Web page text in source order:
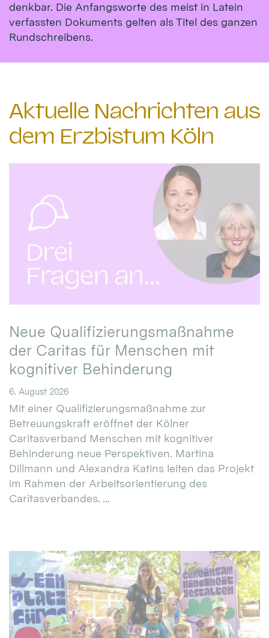
denkbar. Die Anfangsworte des meist in Latein
verfassten Dokuments gelten als Titel des ganzen
Rundschreibens.
Aktuelle Nachrichten aus
dem Erzbistum Köln
Neue Qualifizierungsmaßnahme
der Caritas für Menschen mit
kognitiver Behinderung
6. August 2026
Mit einer Qualifizierungsmaßnahme zur
Betreuungskraft eröffnet der Kölner
Caritasverband Menschen mit kognitiver
Behinderung neue Perspektiven. Martina
Dillmann und Alexandra Katins leiten das Projekt
im Rahmen der Arbeitsorientierung des
Caritasverbandes. ...